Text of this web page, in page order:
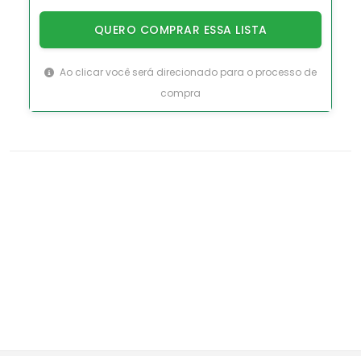
QUERO COMPRAR ESSA LISTA
Ao clicar você será direcionado para o processo de
compra